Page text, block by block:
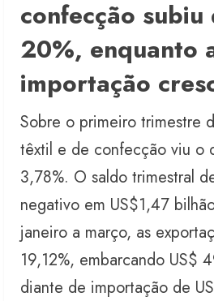
confecção subiu
20%, enquanto
importação
Sobre o primeiro trimestre
têxtil e de confecção viu o
3,78%. O saldo trimestral
negativo em US$1,47
janeiro a março, as
19,12%, embarcando US$
diante de importação de